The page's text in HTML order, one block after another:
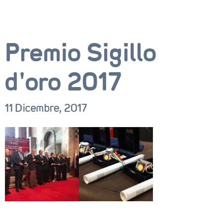
CORSI
PROFESSIONALI
SERVIZI
AL
LAVORO
IL
CENTRO
Premio Sigillo
d’oro 2017
11 Dicembre, 2017